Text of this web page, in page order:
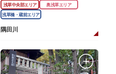
浅草中央部エリア
奥浅草エリア
浅草橋・蔵前エリア
隅田川